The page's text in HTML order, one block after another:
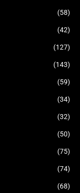
(58)
(42)
(127)
(143)
(59)
(34)
(32)
(50)
(75)
(74)
(68)